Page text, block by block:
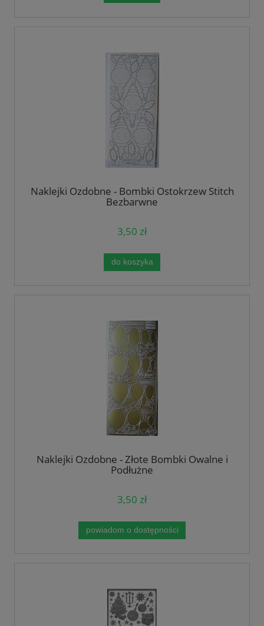
Naklejki Ozdobne - Bombki Ostokrzew Stitch
Bezbarwne
3,50 zł
do koszyka
Naklejki Ozdobne - Złote Bombki Owalne i
Podłużne
3,50 zł
powiadom o dostępności